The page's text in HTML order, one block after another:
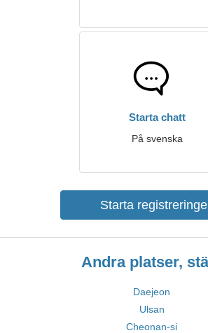
Starta chatt
På svenska
Starta
Andra platser,
Daejeon
Ulsan
Cheonan-si